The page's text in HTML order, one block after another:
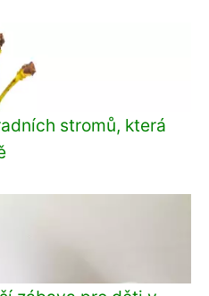
stromů, která